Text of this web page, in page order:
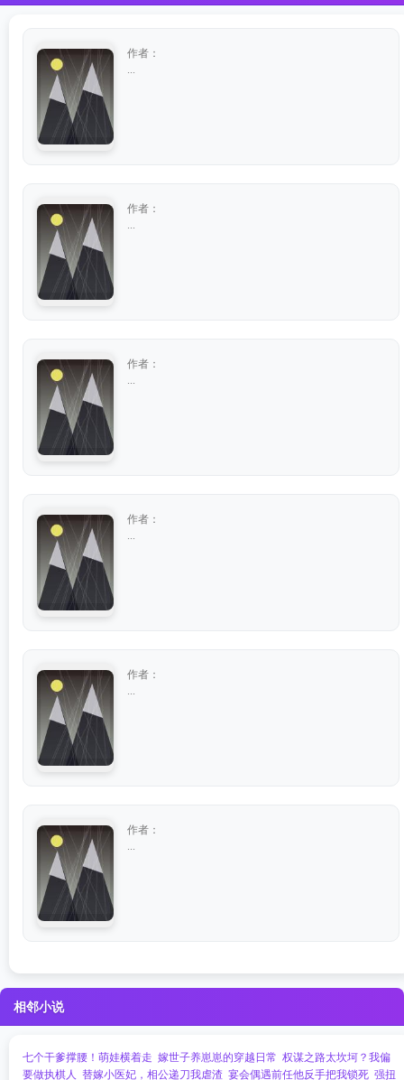
作者：
作者：
作者：
作者：
作者：
作者：
相邻小说
七个干爹撑腰！萌娃横着走 嫁世子养崽崽的穿越日常 权谋之路太坎坷？我偏
要做执棋人 替嫁小医妃，相公递刀我虐渣 宴会偶遇前任他反手把我锁死 强扭